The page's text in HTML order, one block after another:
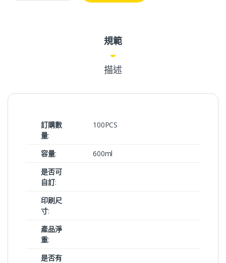
規範
描述
訂購數
量:
100PCS
容量:
600ml
是否可
自訂:
印刷尺
寸:
產品淨
重:
是否有